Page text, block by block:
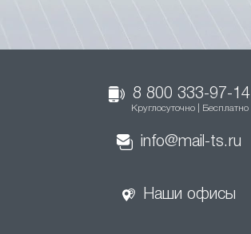
8 800 333-97-14
Круглосуточно | Бесплатно
info@mail-ts.ru
Наши офисы